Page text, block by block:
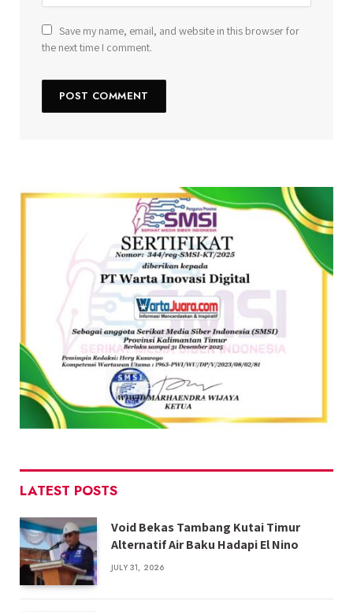
Save my name, email, and website in this browser for
the next time I comment.
LATEST POSTS
Void Bekas Tambang Kutai Timur
Alternatif Air Baku Hadapi El Nino
JULY 31, 2026